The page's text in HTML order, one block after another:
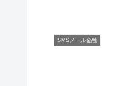
SMSメール金融